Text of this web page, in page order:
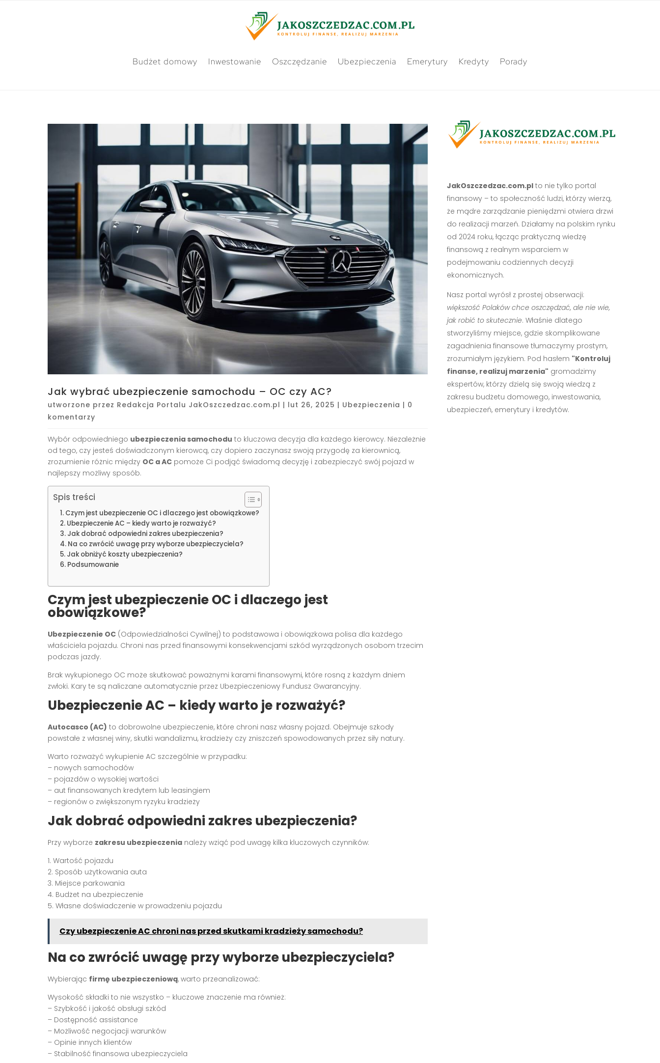
Budżet domowy Inwestowanie Oszczędzanie Ubezpieczenia Emerytury Kredyty Porady
Jak wybrać ubezpieczenie samochodu – OC czy AC?
utworzone przez Redakcja Portalu JakOszczedzac.com.pl | lut 26, 2025 | Ubezpieczenia | 0
komentarzy
Wybór odpowiedniego ubezpieczenia samochodu to kluczowa decyzja dla każdego kierowcy. Niezależnie
od tego, czy jesteś doświadczonym kierowcą, czy dopiero zaczynasz swoją przygodę za kierownicą,
zrozumienie różnic między OC a AC pomoże Ci podjąć świadomą decyzję i zabezpieczyć swój pojazd w
najlepszy możliwy sposób.
Spis treści
Czym jest ubezpieczenie OC i dlaczego jest obowiązkowe?
Ubezpieczenie AC – kiedy warto je rozważyć?
Jak dobrać odpowiedni zakres ubezpieczenia?
Na co zwrócić uwagę przy wyborze ubezpieczyciela?
Jak obniżyć koszty ubezpieczenia?
Podsumowanie
Czym jest ubezpieczenie OC i dlaczego jest
obowiązkowe?
Ubezpieczenie OC (Odpowiedzialności Cywilnej) to podstawowa i obowiązkowa polisa dla każdego
właściciela pojazdu. Chroni nas przed finansowymi konsekwencjami szkód wyrządzonych osobom trzecim
podczas jazdy.
Brak wykupionego OC może skutkować poważnymi karami finansowymi, które rosną z każdym dniem
zwłoki. Kary te są naliczane automatycznie przez Ubezpieczeniowy Fundusz Gwarancyjny.
Ubezpieczenie AC – kiedy warto je rozważyć?
Autocasco (AC) to dobrowolne ubezpieczenie, które chroni nasz własny pojazd. Obejmuje szkody
powstałe z własnej winy, skutki wandalizmu, kradzieży czy zniszczeń spowodowanych przez siły natury.
Warto rozważyć wykupienie AC szczególnie w przypadku:
– nowych samochodów
– pojazdów o wysokiej wartości
– aut finansowanych kredytem lub leasingiem
– regionów o zwiększonym ryzyku kradzieży
Jak dobrać odpowiedni zakres ubezpieczenia?
Przy wyborze zakresu ubezpieczenia należy wziąć pod uwagę kilka kluczowych czynników:
1. Wartość pojazdu
2. Sposób użytkowania auta
3. Miejsce parkowania
4. Budżet na ubezpieczenie
5. Własne doświadczenie w prowadzeniu pojazdu
Czy ubezpieczenie AC chroni nas przed skutkami kradzieży samochodu?
Na co zwrócić uwagę przy wyborze ubezpieczyciela?
Wybierając firmę ubezpieczeniową, warto przeanalizować:
Wysokość składki to nie wszystko – kluczowe znaczenie ma również:
– Szybkość i jakość obsługi szkód
– Dostępność assistance
– Możliwość negocjacji warunków
– Opinie innych klientów
– Stabilność finansowa ubezpieczyciela
JakOszczedzac.com.plto nie tylko portal
finansowy – to społeczność ludzi, którzy wierzą,
że mądre zarządzanie pieniędzmi otwiera drzwi
do realizacji marzeń. Działamy na polskim rynku
od 2024 roku, łącząc praktyczną wiedzę
finansową z realnym wsparciem w
podejmowaniu codziennych decyzji
ekonomicznych.
Nasz portal wyrósł z prostej obserwacji:
większość Polaków chce oszczędzać, ale nie wie,
jak robić to skutecznie. Właśnie dlatego
stworzyliśmy miejsce, gdzie skomplikowane
zagadnienia finansowe tłumaczymy prostym,
zrozumiałym językiem. Pod hasłem "Kontroluj
finanse, realizuj marzenia" gromadzimy
ekspertów, którzy dzielą się swoją wiedzą z
zakresu budżetu domowego, inwestowania,
ubezpieczeń, emerytury i kredytów.